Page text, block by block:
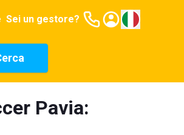
Sei un gestore?
Pavia: